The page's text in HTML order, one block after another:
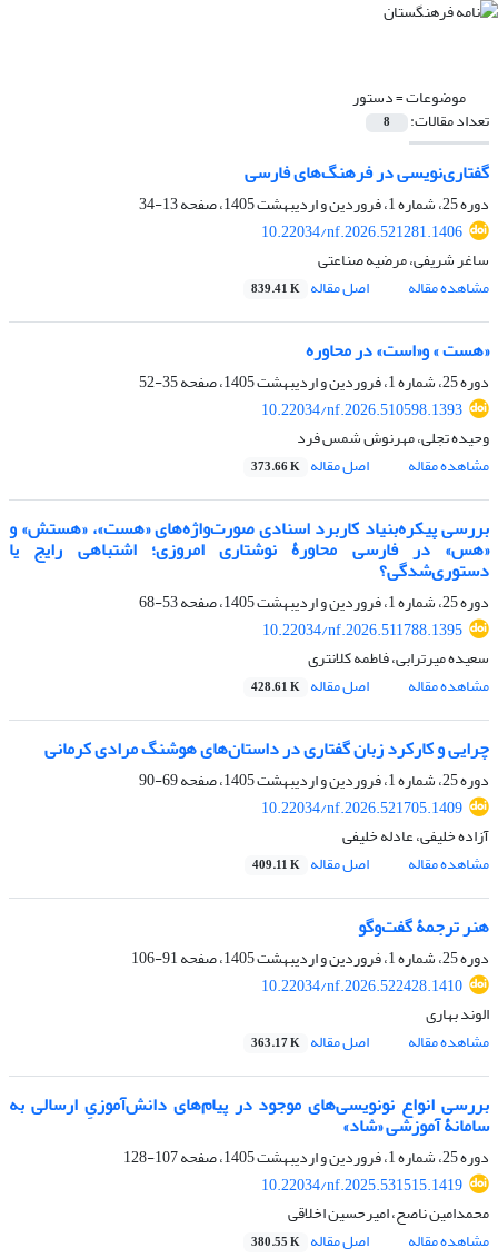
موضوعات =دستور
تعداد مقالات: 8
گفتاری‌نویسی در فرهنگ‌های فارسی
دوره 25، شماره 1، فروردین و اردیبهشت 1405، صفحه
13-34
10.22034/nf.2026.521281.1406
ساغر شریفی، مرضیه صناعتی
مشاهده مقاله
اصل مقاله 839.41 K
«هست » و«است» در محاوره
دوره 25، شماره 1، فروردین و اردیبهشت 1405، صفحه
35-52
10.22034/nf.2026.510598.1393
وحیده تجلی، مهرنوش شمس فرد
مشاهده مقاله
اصل مقاله 373.66 K
بررسی پیکره‌بنیاد کاربرد اسنادی صورت‌واژه‌های «هست»، «هستش» و
«هس» در فارسی محاورۀ نوشتاری امروزی؛ اشتباهی رایج یا
دستوری‌شدگی؟
دوره 25، شماره 1، فروردین و اردیبهشت 1405، صفحه
53-68
10.22034/nf.2026.511788.1395
سعیده میرترابی، فاطمه کلانتری
مشاهده مقاله
اصل مقاله 428.61 K
چرایی و کارکرد زبان گفتاری در داستان‌های هوشنگ مرادی کرمانی
دوره 25، شماره 1، فروردین و اردیبهشت 1405، صفحه
69-90
10.22034/nf.2026.521705.1409
آزاده خلیفی، عادله خلیفی
مشاهده مقاله
اصل مقاله 409.11 K
هنر ترجمۀ گفت‌وگو
دوره 25، شماره 1، فروردین و اردیبهشت 1405، صفحه
91-106
10.22034/nf.2026.522428.1410
الوند بهاری
مشاهده مقاله
اصل مقاله 363.17 K
بررسی انواع نونویسی‌های موجود در پیام‌های دانش‌آموزیِ ارسالی به
سامانۀ آموزشی «شاد»
دوره 25، شماره 1، فروردین و اردیبهشت 1405، صفحه
107-128
10.22034/nf.2025.531515.1419
محمدامین ناصح، امیرحسین اخلاقی
مشاهده مقاله
اصل مقاله 380.55 K